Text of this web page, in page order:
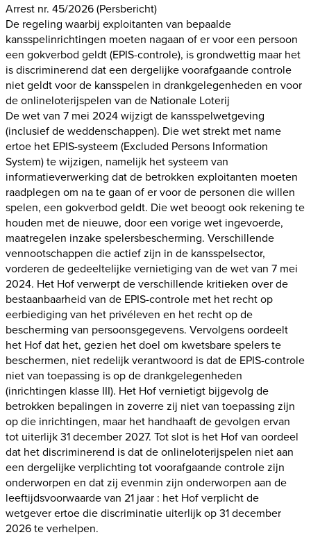
Arrest nr. 45/2026(Persbericht)
De regeling waarbij exploitanten van bepaalde
kansspelinrichtingen moeten nagaan of er voor een persoon
een gokverbod geldt (EPIS-controle), is grondwettig maar het
is discriminerend dat een dergelijke voorafgaande controle
niet geldt voor de kansspelen in drankgelegenheden en voor
de onlineloterijspelen van de Nationale Loterij
De wet van 7 mei 2024 wijzigt de kansspelwetgeving
(inclusief de weddenschappen). Die wet strekt met name
ertoe het EPIS-systeem (Excluded Persons Information
System) te wijzigen, namelijk het systeem van
informatieverwerking dat de betrokken exploitanten moeten
raadplegen om na te gaan of er voor de personen die willen
spelen, een gokverbod geldt. Die wet beoogt ook rekening te
houden met de nieuwe, door een vorige wet ingevoerde,
maatregelen inzake spelersbescherming. Verschillende
vennootschappen die actief zijn in de kansspelsector,
vorderen de gedeeltelijke vernietiging van de wet van 7 mei
2024. Het Hof verwerpt de verschillende kritieken over de
bestaanbaarheid van de EPIS-controle met het recht op
eerbiediging van het privéleven en het recht op de
bescherming van persoonsgegevens. Vervolgens oordeelt
het Hof dat het, gezien het doel om kwetsbare spelers te
beschermen, niet redelijk verantwoord is dat de EPIS-controle
niet van toepassing is op de drankgelegenheden
(inrichtingen klasse III). Het Hof vernietigt bijgevolg de
betrokken bepalingen in zoverre zij niet van toepassing zijn
op die inrichtingen, maar het handhaaft de gevolgen ervan
tot uiterlijk 31 december 2027. Tot slot is het Hof van oordeel
dat het discriminerend is dat de onlineloterijspelen niet aan
een dergelijke verplichting tot voorafgaande controle zijn
onderworpen en dat zij evenmin zijn onderworpen aan de
leeftijdsvoorwaarde van 21 jaar : het Hof verplicht de
wetgever ertoe die discriminatie uiterlijk op 31 december
2026 te verhelpen.